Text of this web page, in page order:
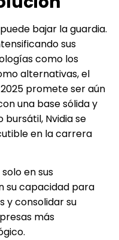
bajar la guardia.
sus
como los
alternativas, el
promete ser aún
una base sólida y
Nvidia se
en la carrera
en sus
su capacidad para
y consolidar su
más